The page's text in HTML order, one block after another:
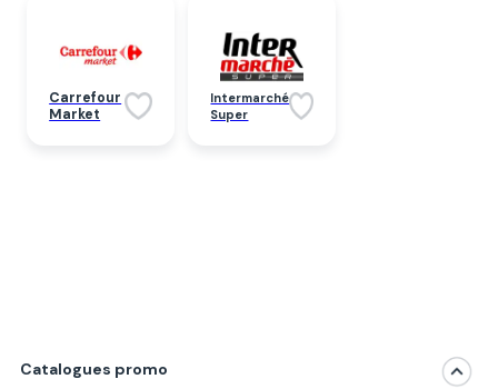
Carrefour
Market
Intermarché
Super
Catalogues promo